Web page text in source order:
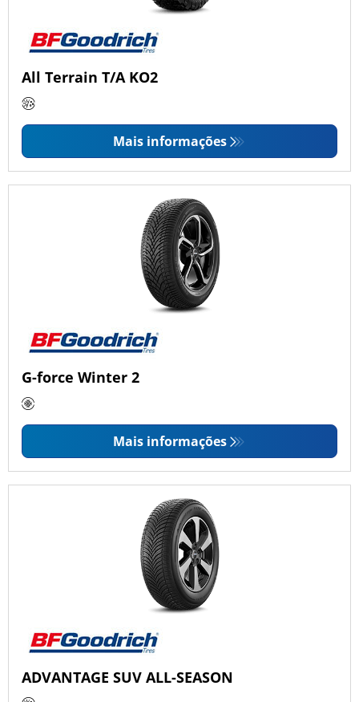
All Terrain T/A KO2
Mais informações
G-force Winter 2
Mais informações
ADVANTAGE SUV ALL-SEASON